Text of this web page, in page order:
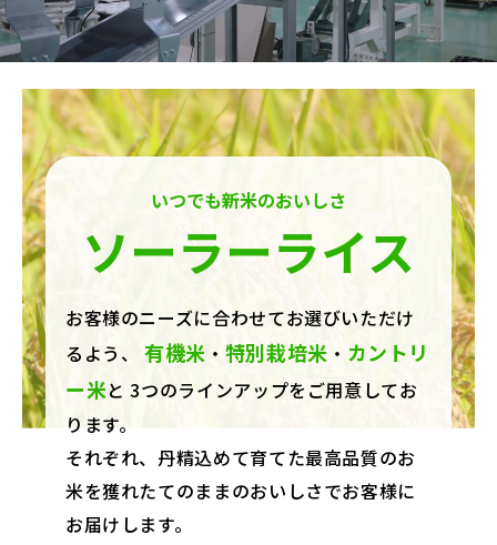
いつでも新米のおいしさ
ソーラーライス
お客様のニーズに合わせてお選びいただけ
るよう、
有機米 ・ 特別栽培米 ・ カントリ
ー米と 3つのラインアップをご用意してお
ります。
それぞれ、丹精込めて育てた最高品質のお
米を獲れたてのままのおいしさでお客様に
お届けします。